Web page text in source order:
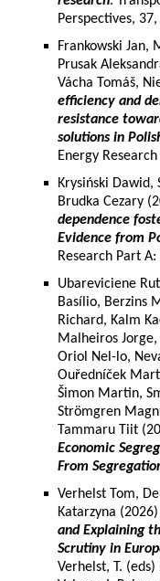
Perspectives,
Frankowski Jan,
Prusak
Vácha Tomáš,
efficiency and
resistance
solutions in
Energy
Krysiński Dawid,
Brudka Cezary
dependence
Evidence from
Research Part
Ubareviciene
Basílio, Berzins
Richard, Kalm
Malheiros
Oriol Nel-lo,
Ouředníček
Šimon Martin,
Strömgren
Tammaru Tiit
Economic
From
Verhelst Tom,
Katarzyna (2026)
and Explaining
Scrutiny in
Verhelst, T.